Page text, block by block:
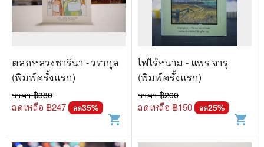
ตลกหลวงซารีนา - วรากุล
(พิมพ์ครั้งแรก)
ราคา ฿380
ลดเหลือ ฿247 ลด35%
shopping_cart
ไฟไร้หนาม - แพร จารุ
(พิมพ์ครั้งแรก)
ราคา ฿200
ลดเหลือ ฿150 ลด25%
shopping_cart